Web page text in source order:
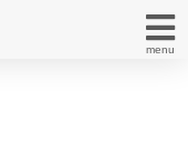
menu